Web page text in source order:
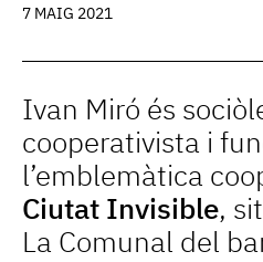
7 MAIG 2021
Ivan Miró és
cooperativista i
l’emblemàtica
Ciutat Invisible,
La Comunal del